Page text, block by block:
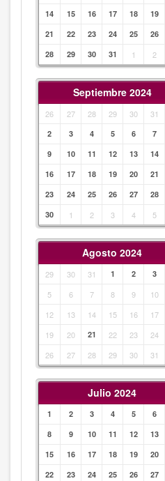
14
15 16 17 18 19
21
22 23 24 25 26
28
29 30 31 1 2
Septiembre 2024
26 27 28 29 30 31
2 3 4 5 6 7
9
10 11 12 13 14
16
17 18 19 20 21
23
24 25 26 27 28
30
1 2 3 4 5
Agosto 2024
29 30 31 1 2 3
5 6 7 8 9 10
12
13 14 15 16 17
19
20 21 22 23 24
26
27 28 29 30 31
Julio 2024
1 2 3 4 5 6
8
9 10 11 12 13
15
16 17 18 19 20
22
23 24 25 26 27